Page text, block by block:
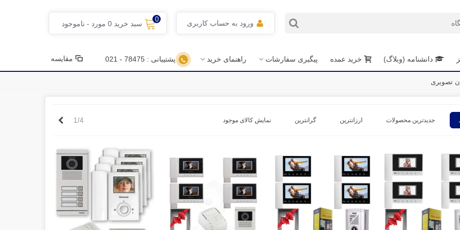
ورود به حساب کاربری
0
سبد خرید 0 مورد - ناموجود
دانشنامه (وبلاگ) خرید عمده پیگیری سفارشات راهنمای خرید پشتیبانی : 78475 - 021 مقایسه
جدیدترین محصولات ارزانترین گرانترین نمایش کالای موجود 1/4